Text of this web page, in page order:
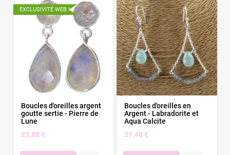
EXCLUSIVITÉ WEB !
Boucles d'oreilles argent
goutte sertie - Pierre de
Lune
23,88 €
Boucles d'oreilles en
Argent - Labradorite et
Aqua Calcite
21,48 €